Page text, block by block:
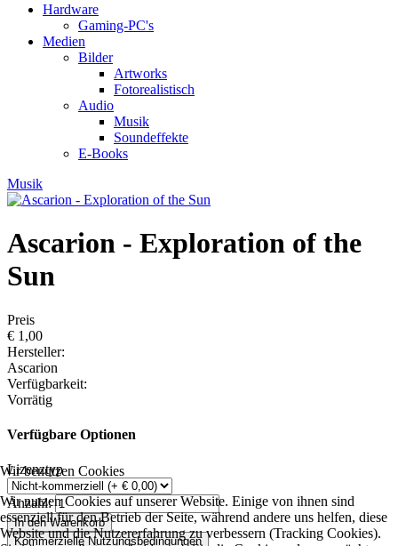
Hardware
Gaming-PC's
Medien
Bilder
Artworks
Fotorealistisch
Audio
Musik
Soundeffekte
E-Books
Musik
Ascarion - Exploration of the
Sun
Preis
€ 1,00
Hersteller:
Ascarion
Verfügbarkeit:
Vorrätig
Verfügbare Optionen
Lizenztyp
Anzahl:
In den Warenkorb
Kommerzielle Nutzungsbedingungen
Wir benutzen Cookies
Wir nutzen Cookies auf unserer Website. Einige von ihnen sind
essenziell für den Betrieb der Seite, während andere uns helfen, diese
Website und die Nutzererfahrung zu verbessern (Tracking Cookies).